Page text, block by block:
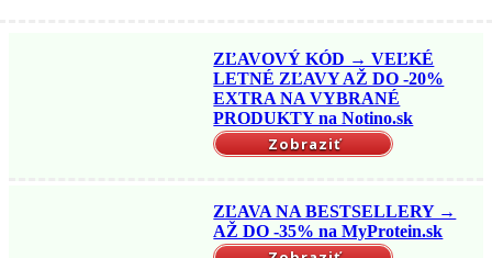
ZĽAVOVÝ KÓD → VEĽKÉ
LETNÉ ZĽAVY AŽ DO -20%
EXTRA NA VYBRANÉ
PRODUKTY na Notino.sk
Zobraziť
ZĽAVA NA BESTSELLERY →
AŽ DO -35% na MyProtein.sk